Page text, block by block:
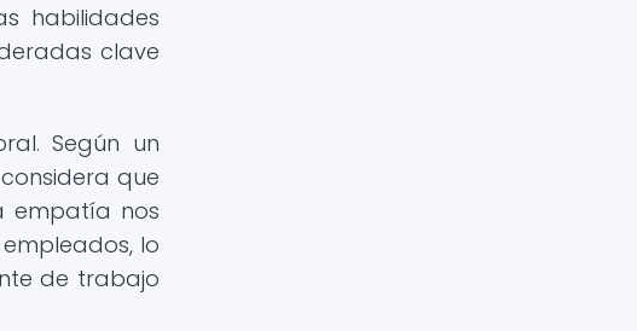
habilidades
clave
Según un
que
empatía nos
lo
de trabajo